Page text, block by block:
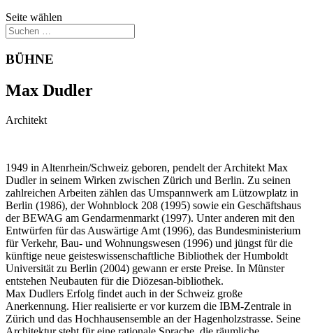
Seite wählen
BÜHNE
Max Dudler
Architekt
1949 in Altenrhein/Schweiz geboren, pendelt der Architekt Max
Dudler in seinem Wirken zwischen Zürich und Berlin. Zu seinen
zahlreichen Arbeiten zählen das Umspannwerk am Lützowplatz in
Berlin (1986), der Wohnblock 208 (1995) sowie ein Geschäftshaus
der BEWAG am Gendarmenmarkt (1997). Unter anderen mit den
Entwürfen für das Auswärtige Amt (1996), das Bundesministerium
für Verkehr, Bau- und Wohnungswesen (1996) und jüngst für die
künftige neue geisteswissenschaftliche Bibliothek der Humboldt
Universität zu Berlin (2004) gewann er erste Preise. In Münster
entstehen Neubauten für die Diözesan-bibliothek.
Max Dudlers Erfolg findet auch in der Schweiz große
Anerkennung. Hier realisierte er vor kurzem die IBM-Zentrale in
Zürich und das Hochhausensemble an der Hagenholzstrasse. Seine